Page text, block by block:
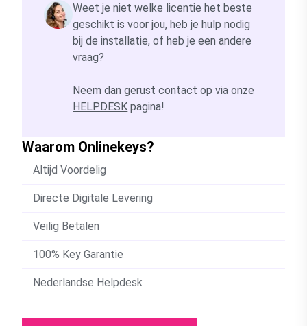
Weet je niet welke licentie het beste
geschikt is voor jou, heb je hulp nodig
bij de installatie, of heb je een andere
vraag?
Neem dan gerust contact op via onze
HELPDESK pagina!
Waarom Onlinekeys?
Altijd Voordelig
Directe Digitale Levering
Veilig Betalen
100% Key Garantie
Nederlandse Helpdesk